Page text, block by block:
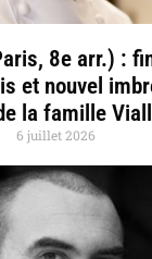
8e arr.) :
et nouvel
la famille
6 juillet 2026